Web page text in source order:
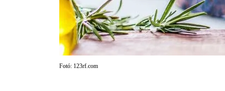
Fotó: 123rf.com